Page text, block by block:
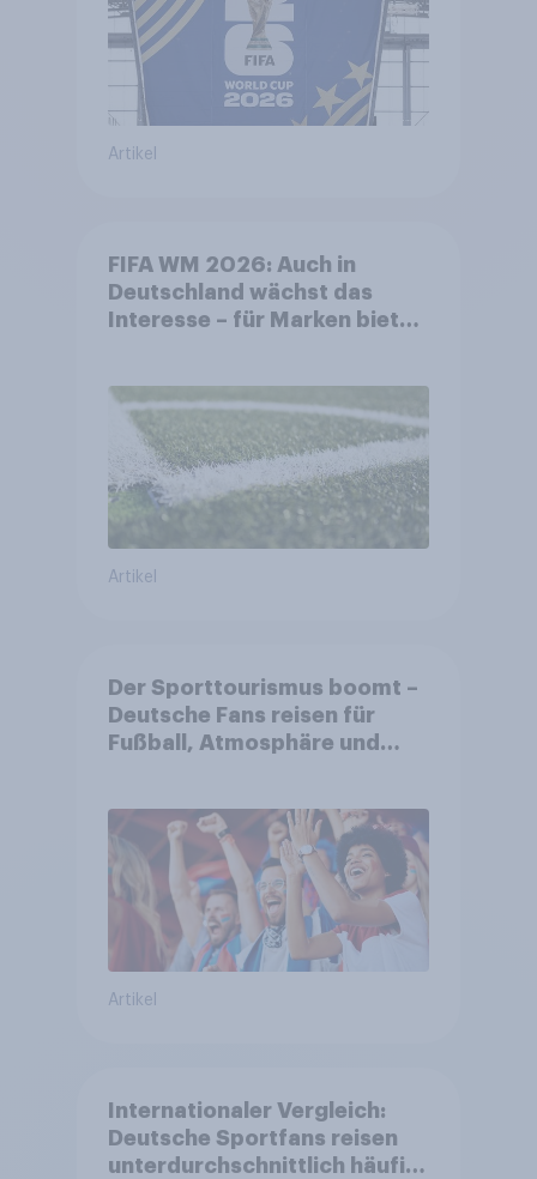
Artikel
FIFA WM 2026: Auch in
Deutschland wächst das
Interesse – für Marken bietet
Artikel
Der Sporttourismus boomt –
Deutsche Fans reisen für
Fußball, Atmosphäre und
Artikel
Internationaler Vergleich:
Deutsche Sportfans reisen
unterdurchschnittlich häufig